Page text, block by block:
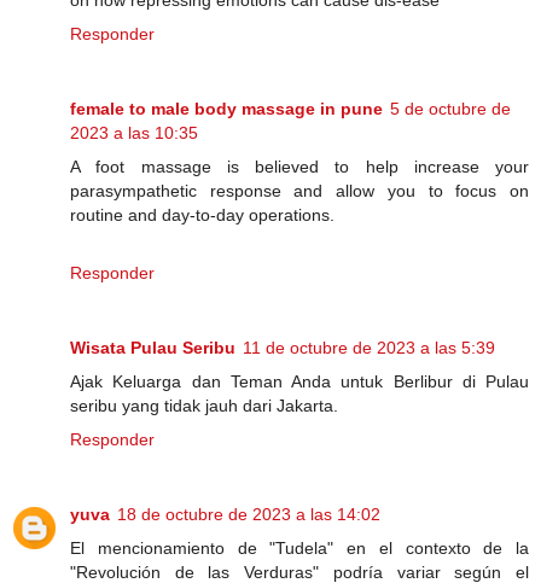
Responder
female to male body massage in pune 5 de octubre de
2023 a las 10:35
A foot massage is believed to help increase your
parasympathetic response and allow you to focus on
routine and day-to-day operations.
Responder
Wisata Pulau Seribu 11 de octubre de 2023 a las 5:39
Ajak Keluarga dan Teman Anda untuk Berlibur di Pulau
seribu yang tidak jauh dari Jakarta.
Responder
yuva 18 de octubre de 2023 a las 14:02
El mencionamiento de "Tudela" en el contexto de la
"Revolución de las Verduras" podría variar según el